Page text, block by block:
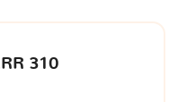
310